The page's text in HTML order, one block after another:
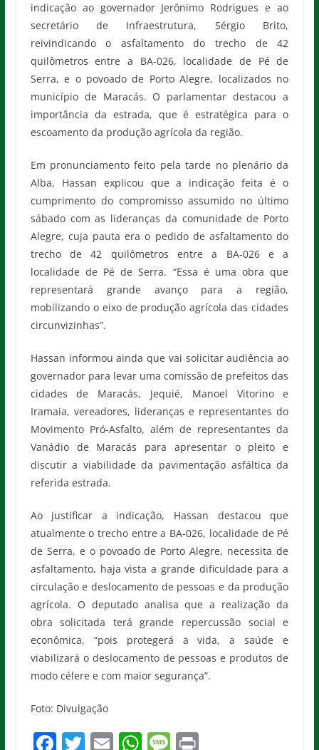
indicação ao governador Jerônimo Rodrigues e ao
secretário de Infraestrutura, Sérgio Brito,
reivindicando o asfaltamento do trecho de 42
quilômetros entre a BA-026, localidade de Pé de
Serra, e o povoado de Porto Alegre, localizados no
município de Maracás. O parlamentar destacou a
importância da estrada, que é estratégica para o
escoamento da produção agrícola da região.
Em pronunciamento feito pela tarde no plenário da
Alba, Hassan explicou que a indicação feita é o
cumprimento do compromisso assumido no último
sábado com as lideranças da comunidade de Porto
Alegre, cuja pauta era o pedido de asfaltamento do
trecho de 42 quilômetros entre a BA-026 e a
localidade de Pé de Serra. “Essa é uma obra que
representará grande avanço para a região,
mobilizando o eixo de produção agrícola das cidades
circunvizinhas”.
Hassan informou ainda que vai solicitar audiência ao
governador para levar uma comissão de prefeitos das
cidades de Maracás, Jequié, Manoel Vitorino e
Iramaia, vereadores, lideranças e representantes do
Movimento Pró-Asfalto, além de representantes da
Vanádio de Maracás para apresentar o pleito e
discutir a viabilidade da pavimentação asfáltica da
referida estrada.
Ao justificar a indicação, Hassan destacou que
atualmente o trecho entre a BA-026, localidade de Pé
de Serra, e o povoado de Porto Alegre, necessita de
asfaltamento, haja vista a grande dificuldade para a
circulação e deslocamento de pessoas e da produção
agrícola. O deputado analisa que a realização da
obra solicitada terá grande repercussão social e
econômica, “pois protegerá a vida, a saúde e
viabilizará o deslocamento de pessoas e produtos de
modo célere e com maior segurança”.
Foto: Divulgação
F T E W M Pr